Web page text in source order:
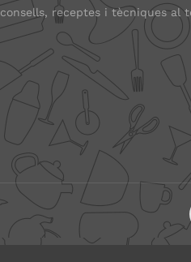
receptes i tècniques al